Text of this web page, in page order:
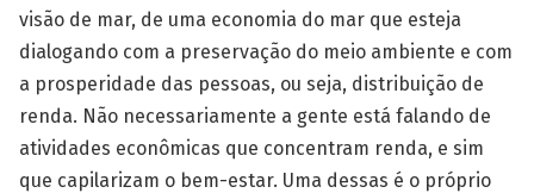
visão de mar, de uma economia do mar que esteja
dialogando com a preservação do meio ambiente e com
a prosperidade das pessoas, ou seja, distribuição de
renda. Não necessariamente a gente está falando de
atividades econômicas que concentram renda, e sim
que capilarizam o bem-estar. Uma dessas é o próprio